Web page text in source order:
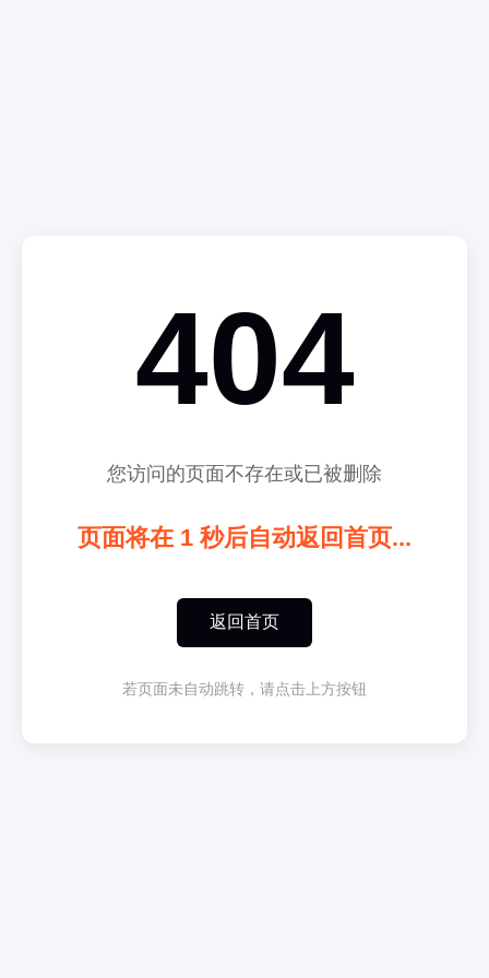
404
您访问的页面不存在或已被删除
页面将在 1 秒后自动返回首页...
返回首页
若页面未自动跳转，请点击上方按钮